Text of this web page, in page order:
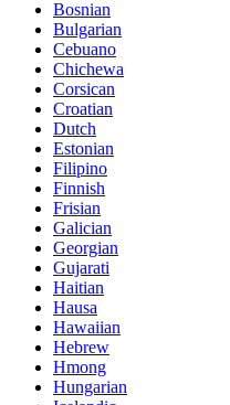
Bosnian
Bulgarian
Cebuano
Chichewa
Corsican
Croatian
Dutch
Estonian
Filipino
Finnish
Frisian
Galician
Georgian
Gujarati
Haitian
Hausa
Hawaiian
Hebrew
Hmong
Hungarian